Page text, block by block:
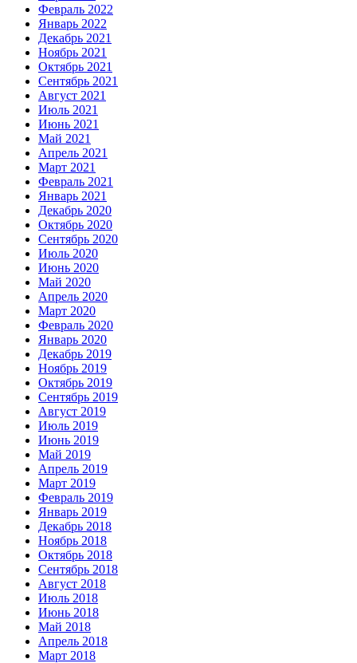
Февраль 2022
Январь 2022
Декабрь 2021
Ноябрь 2021
Октябрь 2021
Сентябрь 2021
Август 2021
Июль 2021
Июнь 2021
Май 2021
Апрель 2021
Март 2021
Февраль 2021
Январь 2021
Декабрь 2020
Октябрь 2020
Сентябрь 2020
Июль 2020
Июнь 2020
Май 2020
Апрель 2020
Март 2020
Февраль 2020
Январь 2020
Декабрь 2019
Ноябрь 2019
Октябрь 2019
Сентябрь 2019
Август 2019
Июль 2019
Июнь 2019
Май 2019
Апрель 2019
Март 2019
Февраль 2019
Январь 2019
Декабрь 2018
Ноябрь 2018
Октябрь 2018
Сентябрь 2018
Август 2018
Июль 2018
Июнь 2018
Май 2018
Апрель 2018
Март 2018